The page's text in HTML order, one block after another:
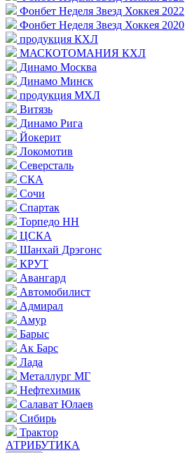
Фонбет Неделя Звезд Хоккея 2022
Фонбет Неделя Звезд Хоккея 2020
продукция КХЛ
МАСКОТОМАНИЯ КХЛ
Динамо Москва
Динамо Минск
продукция МХЛ
Витязь
Динамо Рига
Йокерит
Локомотив
Северсталь
СКА
Сочи
Спартак
Торпедо НН
ЦСКА
Шанхай Дрэгонс
КРУТ
Авангард
Автомобилист
Адмирал
Амур
Барыс
Ак Барс
Лада
Металлург МГ
Нефтехимик
Салават Юлаев
Сибирь
Трактор
АТРИБУТИКА